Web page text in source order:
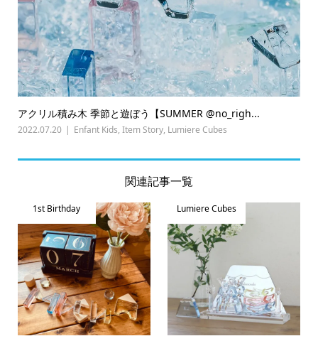
アクリル積み木 季節と遊ぼう【SUMMER @no_righ...
2022.07.20 Enfant Kids, Item Story, Lumiere Cubes
関連記事一覧
1st Birthday Lumiere Cubes